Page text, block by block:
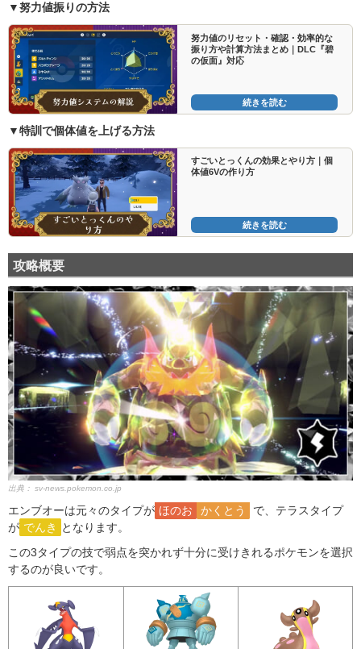
▼努力値振りの方法
努力値のリセット・確認・効率的な
振り方や計算方法まとめ｜DLC『碧
の仮面』対応
続きを読む
▼特訓で個体値を上げる方法
すごいとっくんの効果とやり方｜個
体値6Vの作り方
続きを読む
攻略概要
出典： sv-news.pokemon.co.jp
エンブオーは元々のタイプが ほのお かくとう
で、テラスタイプ
が でんき
となります。
この3タイプの技で弱点を突かれず十分に受けきれるポケモンを選択
するのが良いです。